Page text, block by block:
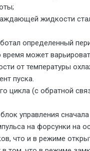
жидкости
определенный
время может
от температуры
пуска.
цикла (с обратной
управления
на форсунки на
что и в режиме